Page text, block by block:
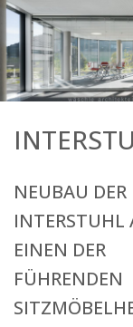
NEUBAU DER
INTERSTUHL
EINEN DER
FÜHRENDEN